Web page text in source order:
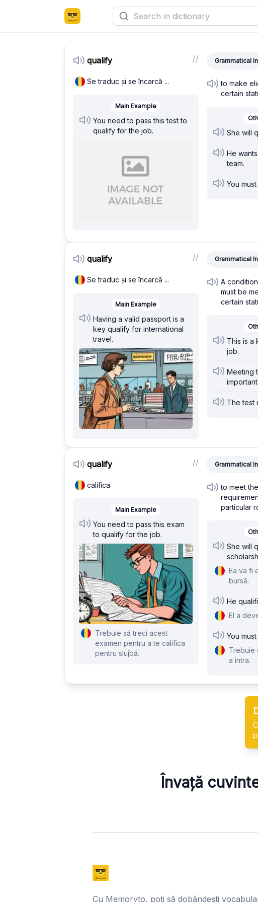
qualify //
Se traduc și se încarcă ...
Main Example
You need to pass this test to
qualify for the job.
Grammatical
to make
certain
She will
He
team.
You
qualify //
Se traduc și se încarcă ...
Main Example
Having a valid passport is a
key qualify for international
travel.
Grammatical
A
must be
certain
This is a
job.
Meeting
important.
The test
qualify //
califica
Main Example
You need to pass this exam
to qualify for the job.
Trebuie să treci acest
examen pentru a te califica
pentru slujbă.
Grammatical
to meet
particular
She will
Ea va fi
bursă.
He
El a
You
Trebuie
a intra.
Învață
Cu Memoryto, poți să dobândești